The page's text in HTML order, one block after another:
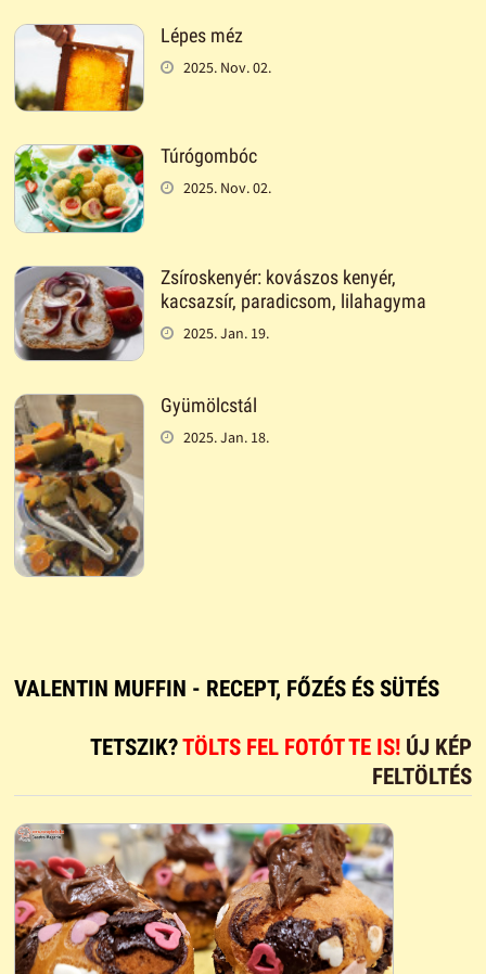
Lépes méz
2025. Nov. 02.
Túrógombóc
2025. Nov. 02.
Zsíroskenyér: kovászos kenyér,
kacsazsír, paradicsom, lilahagyma
2025. Jan. 19.
Gyümölcstál
2025. Jan. 18.
VALENTIN MUFFIN - RECEPT, FŐZÉS ÉS SÜTÉS
TETSZIK?TÖLTS FEL FOTÓT TE IS! ÚJ KÉP
FELTÖLTÉS